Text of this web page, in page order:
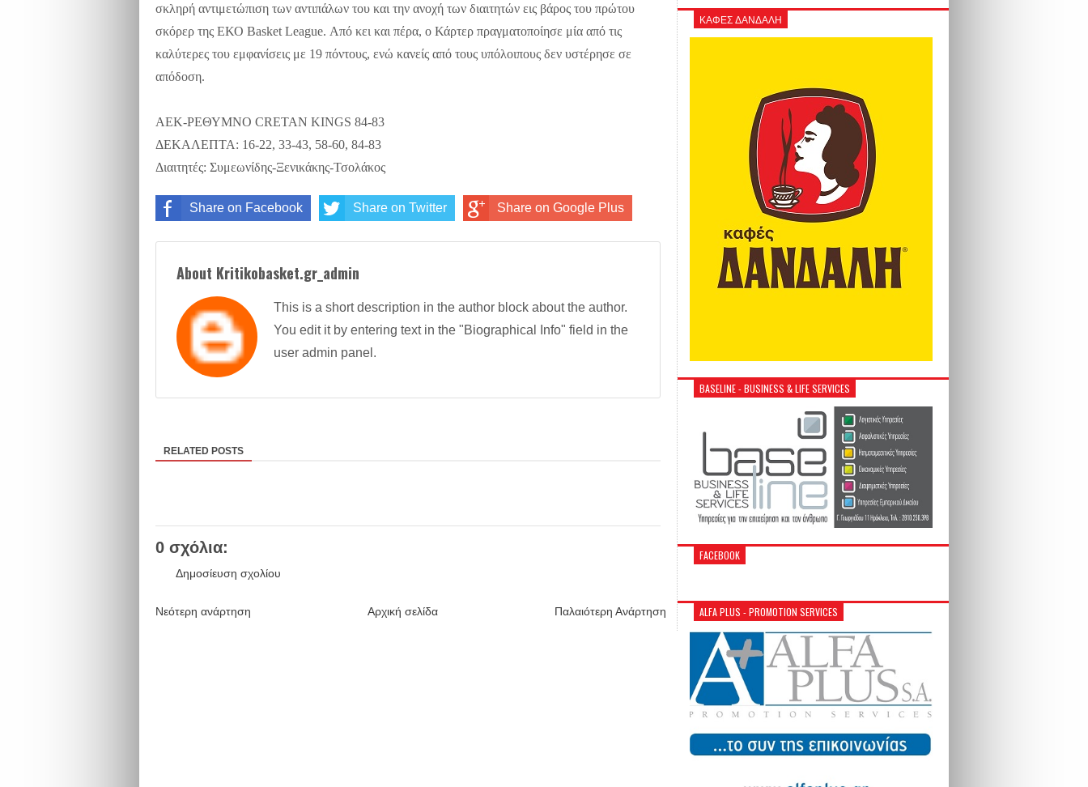
σκληρή αντιμετώπιση των αντιπάλων του και την ανοχή των διαιτητών εις βάρος του πρώτου
σκόρερ της ΕΚΟ Basket League. Από κει και πέρα, ο Κάρτερ πραγματοποίησε μία από τις
καλύτερες του εμφανίσεις με 19 πόντους, ενώ κανείς από τους υπόλοιπους δεν υστέρησε σε
απόδοση.
AEK-ΡΕΘΥΜΝΟ CRETAN KINGS 84-83
ΔΕΚΑΛΕΠΤΑ: 16-22, 33-43, 58-60, 84-83
Διαιτητές: Συμεωνίδης-Ξενικάκης-Τσολάκος
Share on Facebook Share on Twitter Share on Google Plus
About Kritikobasket.gr_admin
This is a short description in the author block about the author.
You edit it by entering text in the "Biographical Info" field in the
user admin panel.
RELATED POSTS
0 σχόλια:
Δημοσίευση σχολίου
Νεότερη ανάρτηση Παλαιότερη Ανάρτηση
Αρχική σελίδα
ΚΑΦΕΣ ΔΑΝΔΑΛΗ
BASELINE - BUSINESS & LIFE SERVICES
FACEBOOK
ALFA PLUS - PROMOTION SERVICES